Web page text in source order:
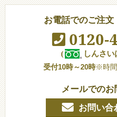
お電話でのご注
0120-
(
しんさ
受付10時～20時※時間
メールでの
お問い合